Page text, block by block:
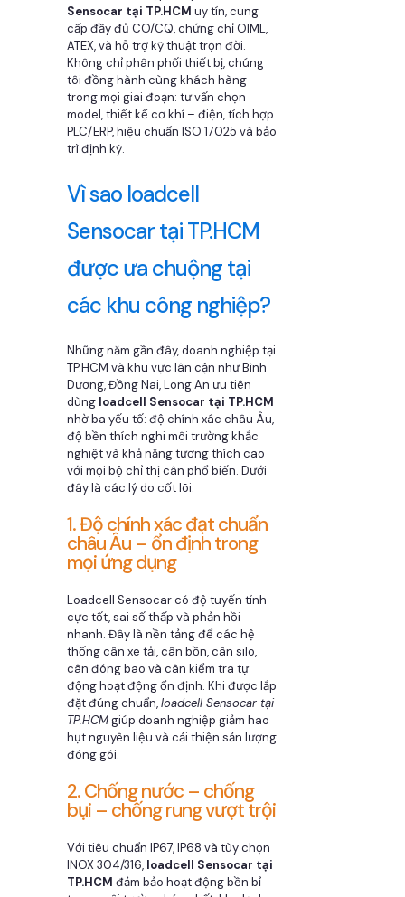
Sensocar tại TP.HCM uy tín, cung
cấp đầy đủ CO/CQ, chứng chỉ OIML,
ATEX, và hỗ trợ kỹ thuật trọn đời.
Không chỉ phân phối thiết bị, chúng
tôi đồng hành cùng khách hàng
trong mọi giai đoạn: tư vấn chọn
model, thiết kế cơ khí – điện, tích hợp
PLC/ERP, hiệu chuẩn ISO 17025 và bảo
trì định kỳ.
Vì sao loadcell
Sensocar tại TP.HCM
được ưa chuộng tại
các khu công nghiệp?
Những năm gần đây, doanh nghiệp tại
TP.HCM và khu vực lân cận như Bình
Dương, Đồng Nai, Long An ưu tiên
dùng loadcell Sensocar tại TP.HCM
nhờ ba yếu tố: độ chính xác châu Âu,
độ bền thích nghi môi trường khắc
nghiệt và khả năng tương thích cao
với mọi bộ chỉ thị cân phổ biến. Dưới
đây là các lý do cốt lõi:
1. Độ chính xác đạt chuẩn
châu Âu – ổn định trong
mọi ứng dụng
Loadcell Sensocar có độ tuyến tính
cực tốt, sai số thấp và phản hồi
nhanh. Đây là nền tảng để các hệ
thống cân xe tải, cân bồn, cân silo,
cân đóng bao và cân kiểm tra tự
động hoạt động ổn định. Khi được lắp
đặt đúng chuẩn,loadcell Sensocar tại
TP.HCMgiúp doanh nghiệp giảm hao
hụt nguyên liệu và cải thiện sản lượng
đóng gói.
2. Chống nước – chống
bụi – chống rung vượt trội
Với tiêu chuẩn IP67, IP68 và tùy chọn
INOX 304/316, loadcell Sensocar tại
TP.HCM đảm bảo hoạt động bền bỉ